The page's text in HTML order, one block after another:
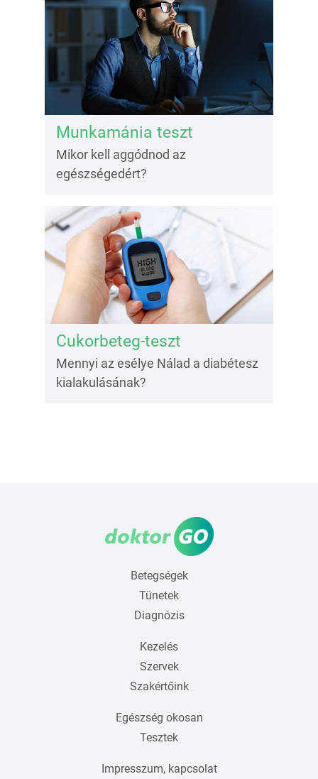
Munkamánia teszt
Mikor kell aggódnod az
egészségedért?
Cukorbeteg-teszt
Mennyi az esélye Nálad a diabétesz
kialakulásának?
Betegségek
Tünetek
Diagnózis
Kezelés
Szervek
Szakértőink
Egészség okosan
Tesztek
Impresszum, kapcsolat